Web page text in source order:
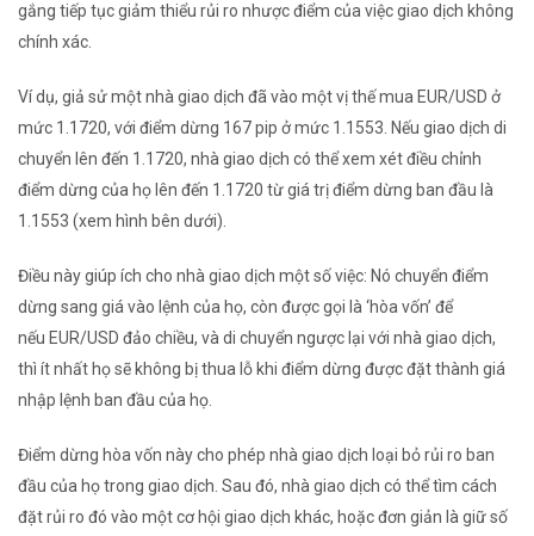
gắng tiếp tục giảm thiểu rủi ro nhược điểm của việc giao dịch không
chính xác.
Ví dụ, giả sử một nhà giao dịch đã vào một vị thế mua EUR/USD ở
mức 1.1720, với điểm dừng 167 pip ở mức 1.1553. Nếu giao dịch di
chuyển lên đến 1.1720, nhà giao dịch có thể xem xét điều chỉnh
điểm dừng của họ lên đến 1.1720 từ giá trị điểm dừng ban đầu là
1.1553 (xem hình bên dưới).
Điều này giúp ích cho nhà giao dịch một số việc: Nó chuyển điểm
dừng sang giá vào lệnh của họ, còn được gọi là‘hòa vốn’ để
nếu EUR/USD đảo chiều, và di chuyển ngược lại với nhà giao dịch,
thì ít nhất họ sẽ không bị thua lỗ khi điểm dừng được đặt thành giá
nhập lệnh ban đầu của họ.
Điểm dừng hòa vốn này cho phép nhà giao dịch loại bỏ rủi ro ban
đầu của họ trong giao dịch. Sau đó, nhà giao dịch có thể tìm cách
đặt rủi ro đó vào một cơ hội giao dịch khác, hoặc đơn giản là giữ số